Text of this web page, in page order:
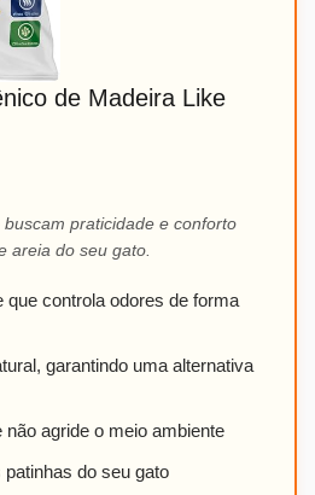
de Madeira Like
praticidade e conforto
areia do seu gato.
que controla odores de forma
garantindo uma alternativa
não agride o meio ambiente
do seu gato